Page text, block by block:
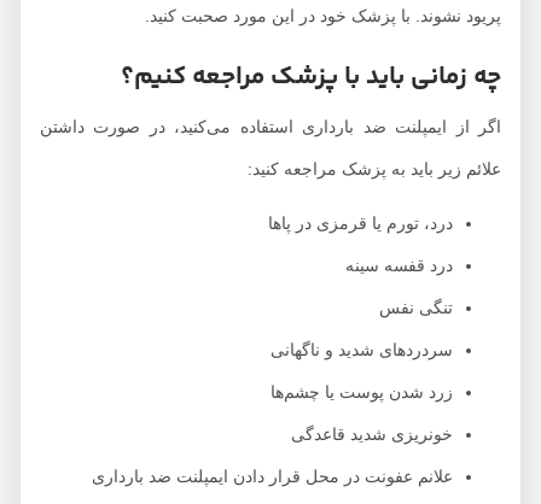
پریود نشوند. با پزشک خود در این مورد صحبت کنید.
چه زمانی باید با پزشک مراجعه کنیم؟
اگر از ایمپلنت ضد بارداری استفاده می‌کنید، در صورت داشتن
علائم زیر باید به پزشک مراجعه کنید:
درد، تورم یا قرمزی در پاها
درد قفسه سینه
تنگی نفس
سردردهای شدید و ناگهانی
زرد شدن پوست یا چشم‌ها
خونریزی شدید قاعدگی
علانم عفونت در محل قرار دادن ایمپلنت ضد بارداری